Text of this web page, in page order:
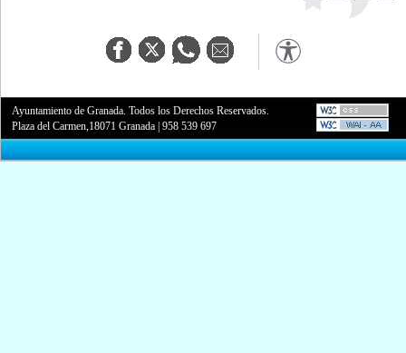
Ayuntamiento de Granada. Todos los Derechos Reservados.
Plaza del Carmen,18071 Granada |958 539 697